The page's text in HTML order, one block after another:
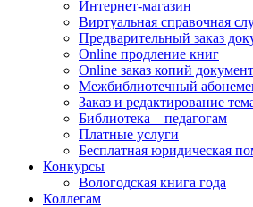
Интернет-магазин
Виртуальная справочная
Предварительный заказ
Online продление книг
Online заказ копий
Межбиблиотечный
Заказ и редактирование
Библиотека – педагогам
Платные услуги
Бесплатная юридическая
Конкурсы
Вологодская книга года
Коллегам